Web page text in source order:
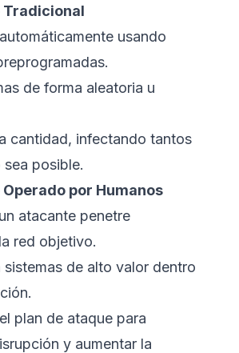
Tradicional
usando
de forma aleatoria u
cantidad, infectando tantos
posible.
por Humanos
atacante penetre
red objetivo.
sistemas de alto valor dentro
plan de ataque para
y aumentar la